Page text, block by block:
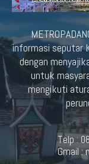
informasi seputar
dengan
untuk
mengikuti
Telp :
Gmail :